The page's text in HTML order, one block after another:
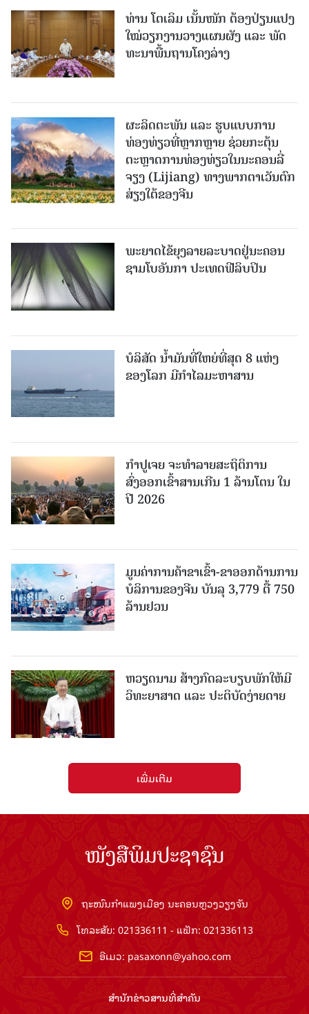
ທ່ານ ໂຕ​ເລິມ ເນັ້ນໜັກ ຕ້ອງ​ປ່ຽນ​ແປງ​
ໃໝ່​ວຽກ​ງານ​ວາງ​ແຜນ​ຜັງ ແລະ ​ພັດ​
ທະ​ນາ​ພື້ນ​ຖານ​ໂຄງ​ລ່າງ
ຜະລິດຕະພັນ ແລະ ຮູບແບບການ
ທ່ອງທ່ຽວທີ່ຫຼາກຫຼາຍ ຊ່ວຍກະຕຸ້ນ
ຕະຫຼາດການທ່ອງທ່ຽວໃນນະຄອນລີ່
ຈຽງ (Lijiang) ທາງພາກຕາເວັນຕົກ
ສ່ຽງໃຕ້ຂອງຈີນ
ພະຍາດໄຂ້ຍຸງລາຍລະບາດຢູ່ນະຄອນ
ຊາມໂບ​ອັນກາ ປະເທດຟີລິບປິນ
ບໍລິສັດ ນ້ຳມັນທີ່ໃຫຍ່ທີ່ສຸດ 8 ແຫ່ງ
ຂອງໂລກ ມີກຳໄລມະຫາສານ
ກຳປູເຈຍ ຈະທຳລາຍສະຖິຕິການ
ສົ່ງອອກເຂົ້າສານເກີນ 1 ລ້ານໂຕນ ໃນ
ປີ 2026
ມູນຄ່າການຄ້າຂາເຂົ້າ-ຂາອອກດ້ານການ
ບໍລິການຂອງຈີນ ບັນລຸ 3,779 ຕື້ 750
ລ້ານຢວນ
ຫວຽດນາມ ສ້າງກົດລະບຽບພັກໃຫ້ມີ
ວິທະຍາສາດ ແລະ ປະຕິບັດງ່າຍດາຍ
ເພີ່ມເຕີມ
ໜັງສືພິມປະຊາຊົນ
ຖະໜົນກຳແພງເມືອງ ນະຄອນຫຼວງວຽງຈັນ
ໂທລະສັບ: 021336111 - ແຟັກ: 021336113
ອີເມວ: pasaxonn@yahoo.com
ສຳ​ນັກ​ຂ່າວ​ສານ​ທີ່​ສຳ​ຄັນ​